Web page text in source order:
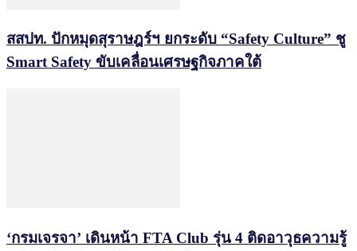
สสปท. ปักหมุดสุราษฎร์ฯ ยกระดับ “Safety Culture” ชู
Smart Safety ขับเคลื่อนเศรษฐกิจภาคใต้
‘กรมเจรจา’ เดินหน้า FTA Club รุ่น 4 ติดอาวุธความรู้